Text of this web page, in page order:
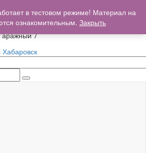
7
и т.д.
в тестовом режиме! Материал на
ознакомительным. Закрыть